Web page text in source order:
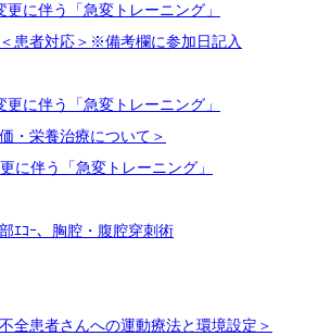
更に伴う「急変トレーニング」
患者対応＞※備考欄に参加日記入
更に伴う「急変トレーニング」
・栄養治療について＞
に伴う「急変トレーニング」
ｴｺｰ、胸腔・腹腔穿刺術
全患者さんへの運動療法と環境設定＞